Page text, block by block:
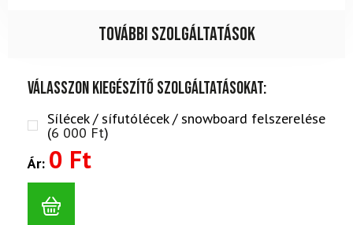
További szolgáltatások
Válasszon kiegészítő szolgáltatásokat:
Sílécek / sífutólécek / snowboard felszerelése
(6 000 Ft)
Ár: 0 Ft